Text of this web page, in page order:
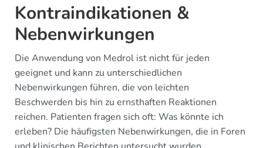
Kontraindikationen &
Nebenwirkungen
Die Anwendung von Medrol ist nicht für jeden
geeignet und kann zu unterschiedlichen
Nebenwirkungen führen, die von leichten
Beschwerden bis hin zu ernsthaften Reaktionen
reichen. Patienten fragen sich oft: Was könnte ich
erleben? Die häufigsten Nebenwirkungen, die in Foren